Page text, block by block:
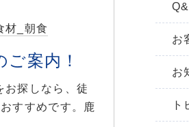
材_朝食
案内！
お探しなら、徒
すすめです。鹿
お
お
ト